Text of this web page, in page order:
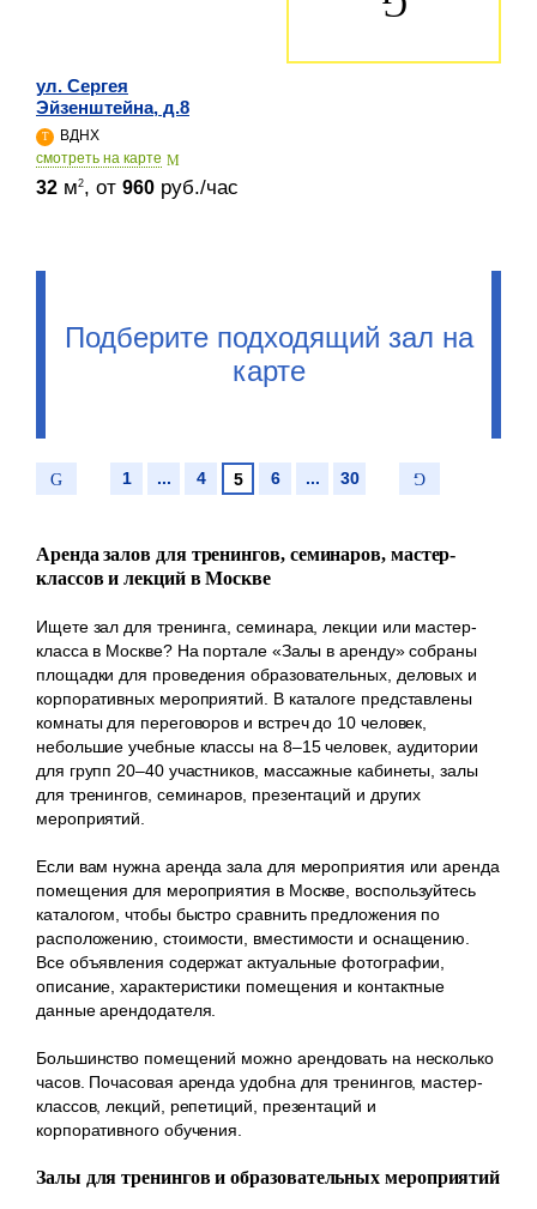
ул. Сергея
Эйзенштейна, д.8
ВДНХ
cмотреть на карте
32 м2, от 960 руб./час
Подберите подходящий зал на
карте
1 ... 4 5 6 ... 30
Аренда залов для тренингов, семинаров, мастер-
классов и лекций в Москве
Ищете зал для тренинга, семинара, лекции или мастер-
класса в Москве? На портале «Залы в аренду» собраны
площадки для проведения образовательных, деловых и
корпоративных мероприятий. В каталоге представлены
комнаты для переговоров и встреч до 10 человек,
небольшие учебные классы на 8–15 человек, аудитории
для групп 20–40 участников, массажные кабинеты, залы
для тренингов, семинаров, презентаций и других
мероприятий.
Если вам нужна аренда зала для мероприятия или аренда
помещения для мероприятия в Москве, воспользуйтесь
каталогом, чтобы быстро сравнить предложения по
расположению, стоимости, вместимости и оснащению.
Все объявления содержат актуальные фотографии,
описание, характеристики помещения и контактные
данные арендодателя.
Большинство помещений можно арендовать на несколько
часов. Почасовая аренда удобна для тренингов, мастер-
классов, лекций, репетиций, презентаций и
корпоративного обучения.
Залы для тренингов и образовательных мероприятий